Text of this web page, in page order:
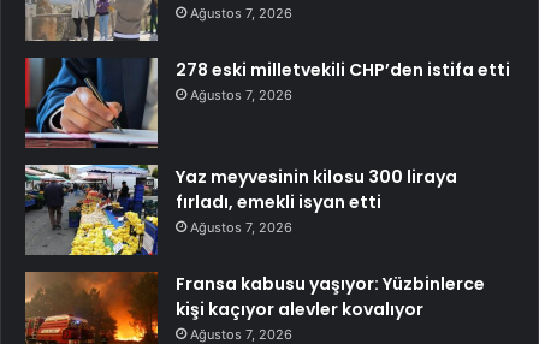
Ağustos 7, 2026
278 eski milletvekili CHP’den istifa etti
Ağustos 7, 2026
Yaz meyvesinin kilosu 300 liraya
fırladı, emekli isyan etti
Ağustos 7, 2026
Fransa kabusu yaşıyor: Yüzbinlerce
kişi kaçıyor alevler kovalıyor
Ağustos 7, 2026